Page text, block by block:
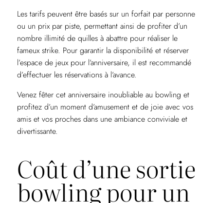
Les tarifs peuvent être basés sur un forfait par personne
ou un prix par piste, permettant ainsi de profiter d’un
nombre illimité de quilles à abattre pour réaliser le
fameux strike. Pour garantir la disponibilité et réserver
l’espace de jeux pour l’anniversaire, il est recommandé
d’effectuer les réservations à l’avance.
Venez fêter cet anniversaire inoubliable au bowling et
profitez d’un moment d’amusement et de joie avec vos
amis et vos proches dans une ambiance conviviale et
divertissante.
Coût d’une sortie
bowling pour un